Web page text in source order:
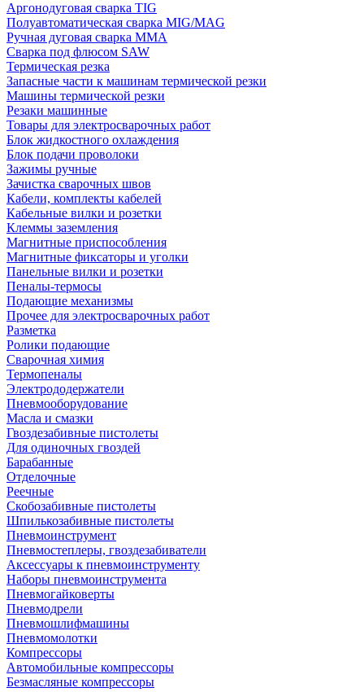
Аргонодуговая сварка TIG
Полуавтоматическая сварка MIG/MAG
Ручная дуговая сварка MMA
Сварка под флюсом SAW
Термическая резка
Запасные части к машинам термической резки
Машины термической резки
Резаки машинные
Товары для электросварочных работ
Блок жидкостного охлаждения
Блок подачи проволоки
Зажимы ручные
Зачистка сварочных швов
Кабели, комплекты кабелей
Кабельные вилки и розетки
Клеммы заземления
Магнитные приспособления
Магнитные фиксаторы и уголки
Панельные вилки и розетки
Пеналы-термосы
Подающие механизмы
Прочее для электросварочных работ
Разметка
Ролики подающие
Сварочная химия
Термопеналы
Электрододержатели
Пневмооборудование
Масла и смазки
Гвоздезабивные пистолеты
Для одиночных гвоздей
Барабанные
Отделочные
Реечные
Скобозабивные пистолеты
Шпилькозабивные пистолеты
Пневмоинструмент
Пневмостеплеры, гвоздезабиватели
Аксессуары к пневмоинструменту
Наборы пневмоинструмента
Пневмогайковерты
Пневмодрели
Пневмошлифмашины
Пневмомолотки
Компрессоры
Автомобильные компрессоры
Безмасляные компрессоры